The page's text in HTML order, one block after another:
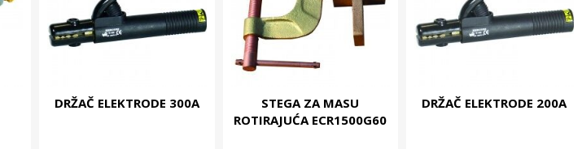
DRŽAČ ELEKTRODE 300A
STEGA ZA MASU
ROTIRAJUĆA ECR1500G60
DRŽAČ ELEKTRODE 200A